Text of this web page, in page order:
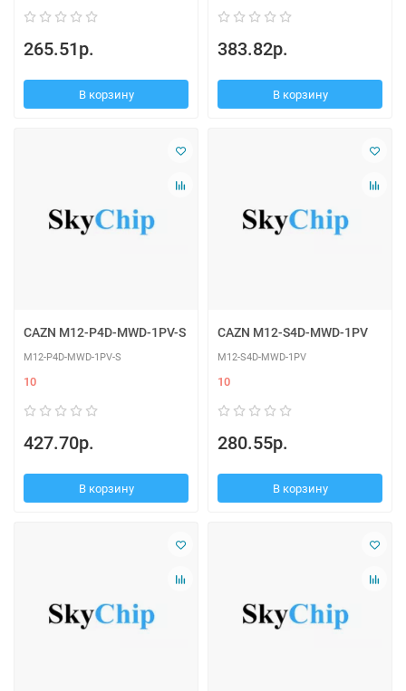
265.51р.
В корзину
383.82р.
В корзину
CAZN M12-P4D-MWD-1PV-S
M12-P4D-MWD-1PV-S
10
427.70р.
В корзину
CAZN M12-S4D-MWD-1PV
M12-S4D-MWD-1PV
10
280.55р.
В корзину